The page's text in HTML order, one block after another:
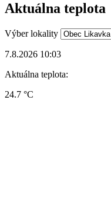
Aktuálna teplota
Výber lokality
7.8.2026 10:03
Aktuálna teplota:
24.7 °C